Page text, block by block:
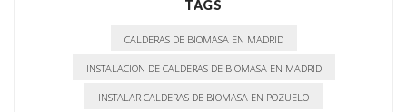
TAGS
CALDERAS DE BIOMASA EN MADRID
INSTALACION DE CALDERAS DE BIOMASA EN MADRID
INSTALAR CALDERAS DE BIOMASA EN POZUELO